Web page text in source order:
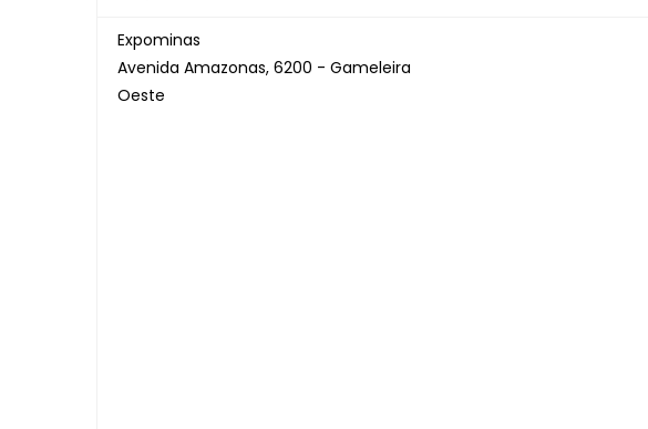
Expominas
Avenida Amazonas, 6200 - Gameleira
Oeste